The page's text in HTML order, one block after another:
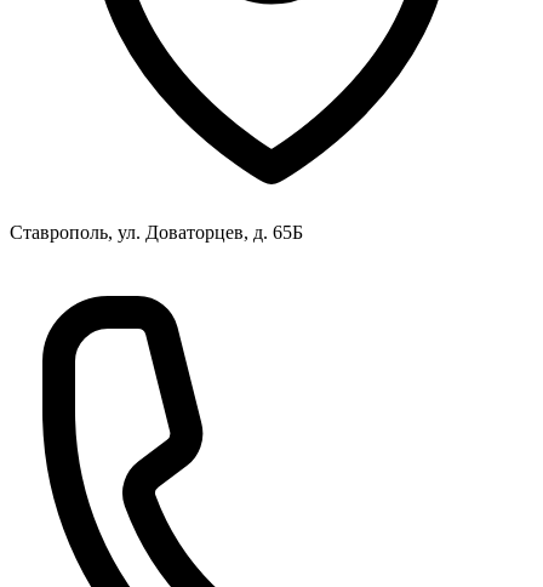
Ставрополь, ул. Доваторцев, д. 65Б